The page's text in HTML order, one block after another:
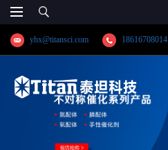
yhx@titansci.com 18616708014